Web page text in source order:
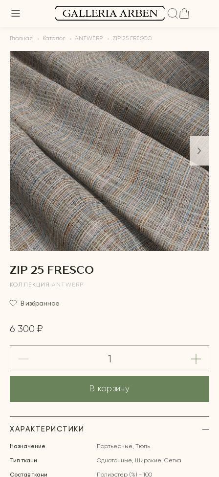
Главная Каталог ANTWERP ZIP 25 FRESCO
ZIP 25 FRESCO
КОЛЛЕКЦИЯ ANTWERP
В избранное
6 300 ₽
В корзину
ХАРАКТЕРИСТИКИ
Назначение Портьерные, Тюль
Тип ткани Однотонные, Широкие, Сетка
Состав ткани Полиэстер (%) - 100